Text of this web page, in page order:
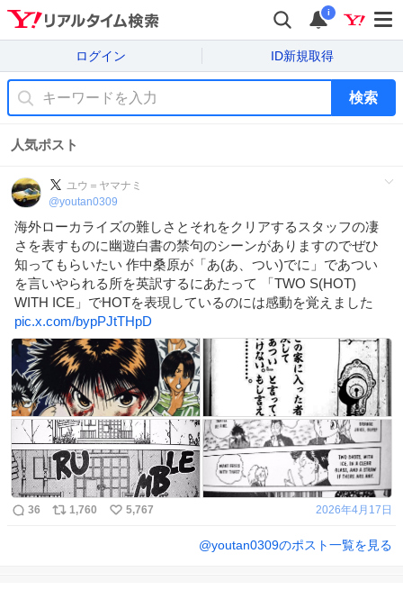
i
ログイン ID新規取得
検索
人気ポスト
ユウ＝ヤマナミ
@youtan0309
海外ローカライズの難しさとそれをクリアするスタッフの凄
さを表すものに幽遊白書の禁句のシーンがありますのでぜひ
知ってもらいたい 作中桑原が「あ(あ、つい)でに」であつい
を言いやられる所を英訳するにあたって 「TWO S(HOT)
WITH ICE」でHOTを表現しているのには感動を覚えました
pic.x.com/bypPJtTHpD
36 1,760 5,767 2026年4月17日
@youtan0309のポスト一覧を見る